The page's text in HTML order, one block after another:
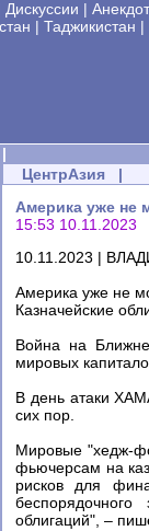
Дискуссии |
| Таджикистан |
|
ЦентрАзия |
Америка уже не
15:53 10.11.2023
10.11.2023 |
Америка уже не
Казначейские
Война на
мировых
В день атаки
сих пор.
Мировые "хедж-
фьючерсам на
рисков для
облигаций", –